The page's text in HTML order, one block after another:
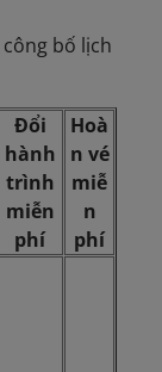
bố lịch
Đổi
hành
trình
miễn
phí
Hoà
n vé
miễ
n
phí